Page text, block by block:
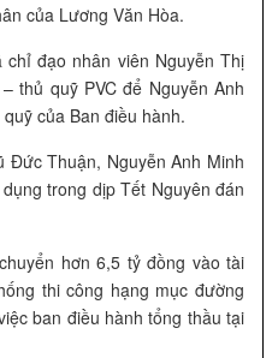
của Lương Văn Hòa.
đạo nhân viên Nguyễn Thị
thủ quỹ PVC để Nguyễn Anh
của Ban điều hành.
Đức Thuận, Nguyễn Anh Minh
trong dịp Tết Nguyên đán
hơn 6,5 tỷ đồng vào tài
thi công hạng mục đường
ban điều hành tổng thầu tại